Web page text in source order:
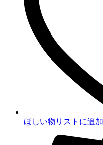
ほしい物リストに追加